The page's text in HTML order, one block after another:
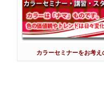
カラーセミナーをお考え